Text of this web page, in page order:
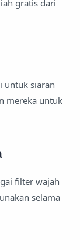
gratis dari
untuk siaran
mereka untuk
filter wajah
selama